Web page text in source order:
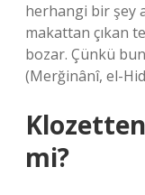
herhangi bir şey
makattan çıkan
bozar. Çünkü
(Merğinânî, el-
mi?